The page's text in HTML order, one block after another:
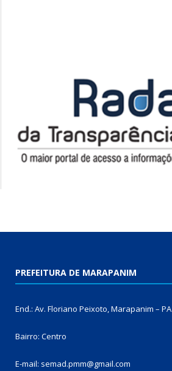
PREFEITURA DE MARAPANIM
End.: Av. Floriano Peixoto, Marapanim – PA
Bairro: Centro
E-mail: semad.pmm@gmail.com